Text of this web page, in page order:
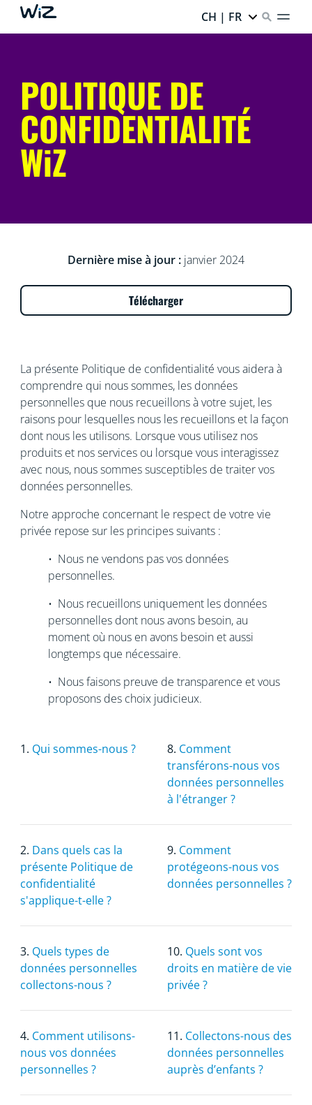
CH | FR
POLITIQUE DE
CONFIDENTIALITÉ
WiZ
Dernière mise à jour : janvier 2024
Télécharger
La présente Politique de confidentialité vous aidera à
comprendre qui nous sommes, les données
personnelles que nous recueillons à votre sujet, les
raisons pour lesquelles nous les recueillons et la façon
dont nous les utilisons. Lorsque vous utilisez nos
produits et nos services ou lorsque vous interagissez
avec nous, nous sommes susceptibles de traiter vos
données personnelles.
Notre approche concernant le respect de votre vie
privée repose sur les principes suivants :
• Nous ne vendons pas vos données
personnelles.
• Nous recueillons uniquement les données
personnelles dont nous avons besoin, au
moment où nous en avons besoin et aussi
longtemps que nécessaire.
• Nous faisons preuve de transparence et vous
proposons des choix judicieux.
1. Qui sommes-nous ? 8. Comment
transférons-nous vos
données personnelles
à l'étranger ?
2. Dans quels cas la
présente Politique de
confidentialité
s'applique-t-elle ?
9. Comment
protégeons-nous vos
données personnelles ?
3. Quels types de
données personnelles
collectons-nous ?
10. Quels sont vos
droits en matière de vie
privée ?
4. Comment utilisons-
nous vos données
personnelles ?
11. Collectons-nous des
données personnelles
auprès d’enfants ?